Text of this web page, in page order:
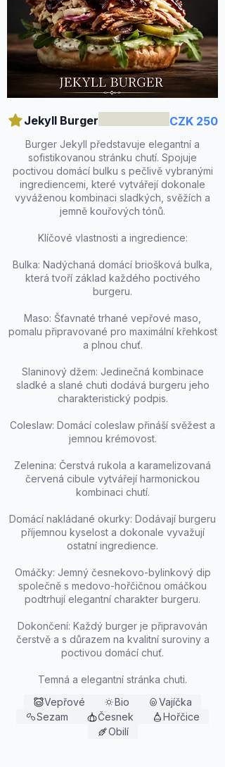
Jekyll Burger
Burger Jekyll představuje elegantní a
sofistikovanou stránku chutí. Spojuje
poctivou domácí bulku s pečlivě vybranými
ingrediencemi, které vytvářejí dokonale
vyváženou kombinaci sladkých, svěžích a
jemně kouřových tónů.
Klíčové vlastnosti a ingredience:
Bulka: Nadýchaná domácí briošková bulka,
která tvoří základ každého poctivého
burgeru.
Maso: Šťavnaté trhané vepřové maso,
pomalu připravované pro maximální křehkost
a plnou chuť.
Slaninový džem: Jedinečná kombinace
sladké a slané chuti dodává burgeru jeho
charakteristický podpis.
Coleslaw: Domácí coleslaw přináší svěžest a
jemnou krémovost.
Zelenina: Čerstvá rukola a karamelizovaná
červená cibule vytvářejí harmonickou
kombinaci chutí.
Domácí nakládané okurky: Dodávají burgeru
příjemnou kyselost a dokonale vyvažují
ostatní ingredience.
Omáčky: Jemný česnekovo-bylinkový dip
společně s medovo-hořčičnou omáčkou
podtrhují elegantní charakter burgeru.
Dokončení: Každý burger je připravován
čerstvě a s důrazem na kvalitní suroviny a
poctivou domácí chuť.
Temná a elegantní stránka chuti.
CZK 250
Vepřové Bio
Vajíčka
Sezam
Česnek
Hořčice
Obilí